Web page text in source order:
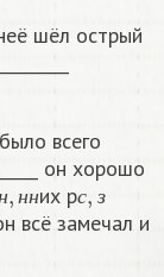
шёл острый
всего
он хорошо
нн
,нн их рс з
с,з
всё замечал и